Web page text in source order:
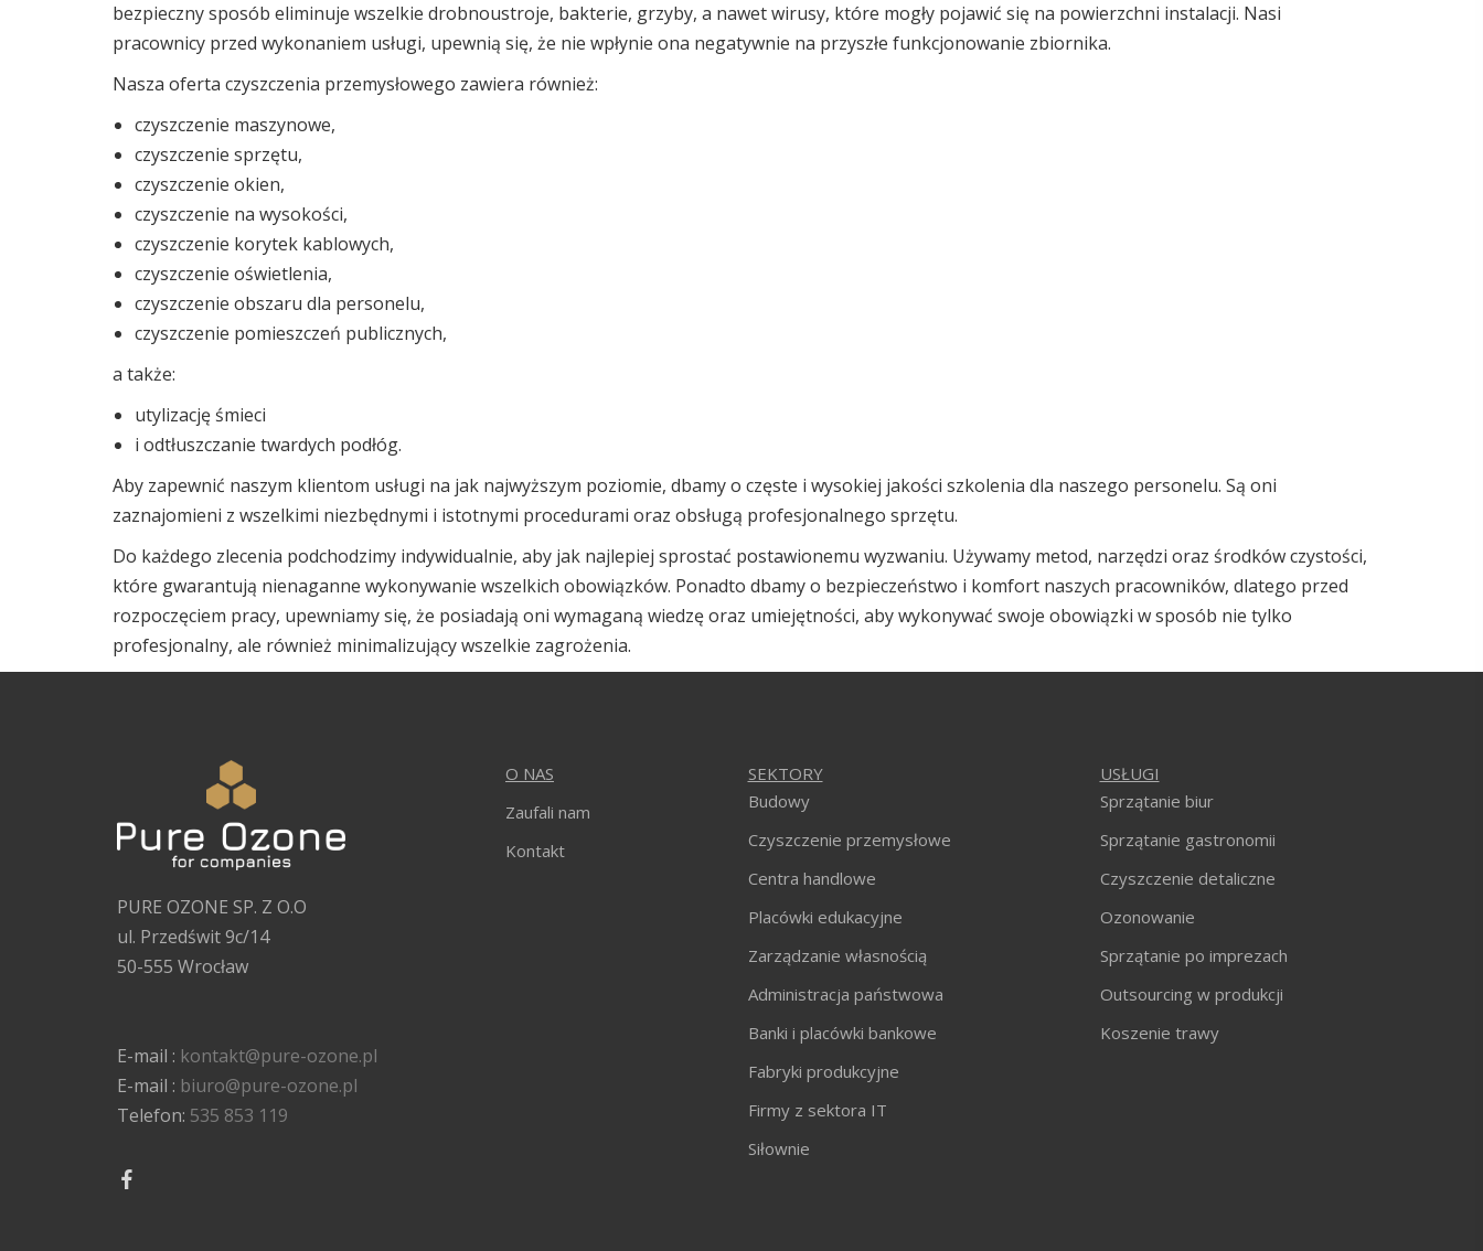
bezpieczny sposób eliminuje wszelkie drobnoustroje, bakterie, grzyby, a nawet wirusy, które mogły pojawić się na powierzchni instalacji. Nasi
pracownicy przed wykonaniem usługi, upewnią się, że nie wpłynie ona negatywnie na przyszłe funkcjonowanie zbiornika.
Nasza oferta czyszczenia przemysłowego zawiera również:
czyszczenie maszynowe,
czyszczenie sprzętu,
czyszczenie okien,
czyszczenie na wysokości,
czyszczenie korytek kablowych,
czyszczenie oświetlenia,
czyszczenie obszaru dla personelu,
czyszczenie pomieszczeń publicznych,
a także:
utylizację śmieci
i odtłuszczanie twardych podłóg.
Aby zapewnić naszym klientom usługi na jak najwyższym poziomie, dbamy o częste i wysokiej jakości szkolenia dla naszego personelu. Są oni
zaznajomieni z wszelkimi niezbędnymi i istotnymi procedurami oraz obsługą profesjonalnego sprzętu.
Do każdego zlecenia podchodzimy indywidualnie, aby jak najlepiej sprostać postawionemu wyzwaniu. Używamy metod, narzędzi oraz środków czystości,
które gwarantują nienaganne wykonywanie wszelkich obowiązków. Ponadto dbamy o bezpieczeństwo i komfort naszych pracowników, dlatego przed
rozpoczęciem pracy, upewniamy się, że posiadają oni wymaganą wiedzę oraz umiejętności, aby wykonywać swoje obowiązki w sposób nie tylko
profesjonalny, ale również minimalizujący wszelkie zagrożenia.
PURE OZONE SP. Z O.O
ul. Przedświt 9c/14
50-555 Wrocław
E-mail : kontakt@pure-ozone.pl
E-mail : biuro@pure-ozone.pl
Telefon: 535 853 119
O NAS
Zaufali nam
Kontakt
SEKTORY
Budowy
Czyszczenie przemysłowe
Centra handlowe
Placówki edukacyjne
Zarządzanie własnością
Administracja państwowa
Banki i placówki bankowe
Fabryki produkcyjne
Firmy z sektora IT
Siłownie
USŁUGI
Sprzątanie biur
Sprzątanie gastronomii
Czyszczenie detaliczne
Ozonowanie
Sprzątanie po imprezach
Outsourcing w produkcji
Koszenie trawy